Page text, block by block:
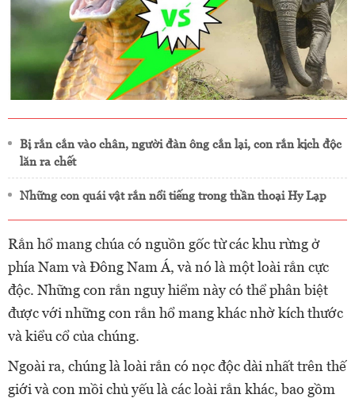
Bị rắn cắn vào chân, người đàn ông cắn lại, con rắn kịch độc
lăn ra chết
Những con quái vật rắn nổi tiếng trong thần thoại Hy Lạp
Rắn hổ mang chúa có nguồn gốc từ các khu rừng ở
phía Nam và Đông Nam Á, và nó là một loài rắn cực
độc. Những con rắn nguy hiểm này có thể phân biệt
được với những con rắn hổ mang khác nhờ kích thước
và kiểu cổ của chúng.
Ngoài ra, chúng là loài rắn có nọc độc dài nhất trên thế
giới và con mồi chủ yếu là các loài rắn khác, bao gồm